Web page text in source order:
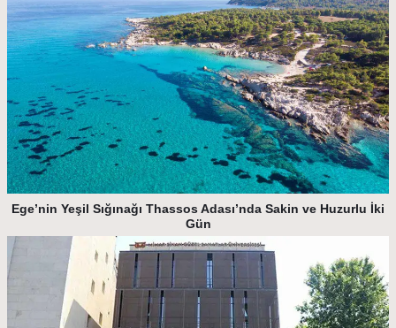
Ege’nin Yeşil Sığınağı Thassos Adası’nda Sakin ve Huzurlu İki
Gün